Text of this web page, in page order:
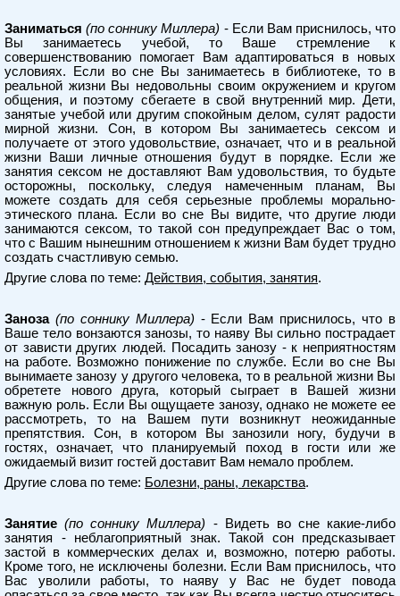
Заниматься (по соннику Миллера) - Если Вам приснилось, что
Вы занимаетесь учебой, то Ваше стремление к
совершенствованию помогает Вам адаптироваться в новых
условиях. Если во сне Вы занимаетесь в библиотеке, то в
реальной жизни Вы недовольны своим окружением и кругом
общения, и поэтому сбегаете в свой внутренний мир. Дети,
занятые учебой или другим спокойным делом, сулят радости
мирной жизни. Сон, в котором Вы занимаетесь сексом и
получаете от этого удовольствие, означает, что и в реальной
жизни Ваши личные отношения будут в порядке. Если же
занятия сексом не доставляют Вам удовольствия, то будьте
осторожны, поскольку, следуя намеченным планам, Вы
можете создать для себя серьезные проблемы морально-
этического плана. Если во сне Вы видите, что другие люди
занимаются сексом, то такой сон предупреждает Вас о том,
что с Вашим нынешним отношением к жизни Вам будет трудно
создать счастливую семью.
Другие слова по теме: Действия, события, занятия.
Заноза (по соннику Миллера) - Если Вам приснилось, что в
Ваше тело вонзаются занозы, то наяву Вы сильно пострадает
от зависти других людей. Посадить занозу - к неприятностям
на работе. Возможно понижение по службе. Если во сне Вы
вынимаете занозу у другого человека, то в реальной жизни Вы
обретете нового друга, который сыграет в Вашей жизни
важную роль. Если Вы ощущаете занозу, однако не можете ее
рассмотреть, то на Вашем пути возникнут неожиданные
препятствия. Сон, в котором Вы занозили ногу, будучи в
гостях, означает, что планируемый поход в гости или же
ожидаемый визит гостей доставит Вам немало проблем.
Другие слова по теме: Болезни, раны, лекарства.
Занятие (по соннику Миллера) - Видеть во сне какие-либо
занятия - неблагоприятный знак. Такой сон предсказывает
застой в коммерческих делах и, возможно, потерю работы.
Кроме того, не исключены болезни. Если Вам приснилось, что
Вас уволили работы, то наяву у Вас не будет повода